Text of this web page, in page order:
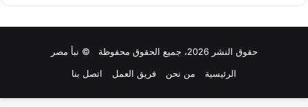
حقوق النشر 2026، جميع الحقوق محفوظة © نبأ مصر
الرئيسية
من نحن فريق العمل اتصل بنا